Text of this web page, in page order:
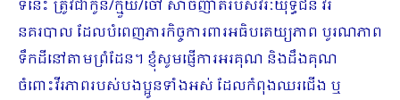
ទីនេះ ត្រូវជាកូន/ក្មួយ/ចៅ សាច់ញាតិរបស់វីរៈយុទ្ធជន វីរ
នគរបាល ដែលបំពេញភារកិច្ចការពារអធិបតេយ្យភាព បូរណភាព
ទឹកដីនៅតាមព្រំដែន។ ខ្ញុំសូមផ្ញើការអរគុណ និងដឹងគុណ
ចំពោះវីរភាពរបស់បងប្អូនទាំងអស់ ដែលកំពុងឈរជើង ឬ